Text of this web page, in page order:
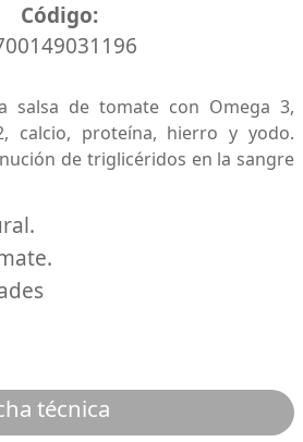
Código:
salsa de tomate con Omega 3,
calcio, proteína, hierro y yodo.
de triglicéridos en la sangre
Natural.
técnica